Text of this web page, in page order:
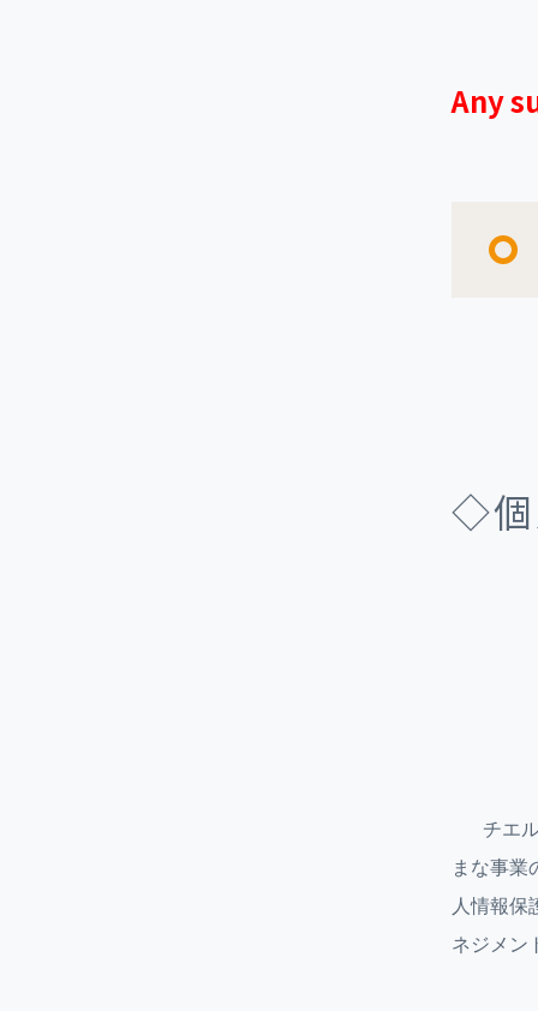
Any
◇個
チエ
まな事業
人情報保
ネジメン